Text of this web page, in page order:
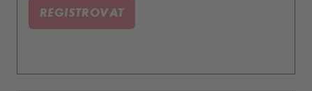
REGISTROVAT